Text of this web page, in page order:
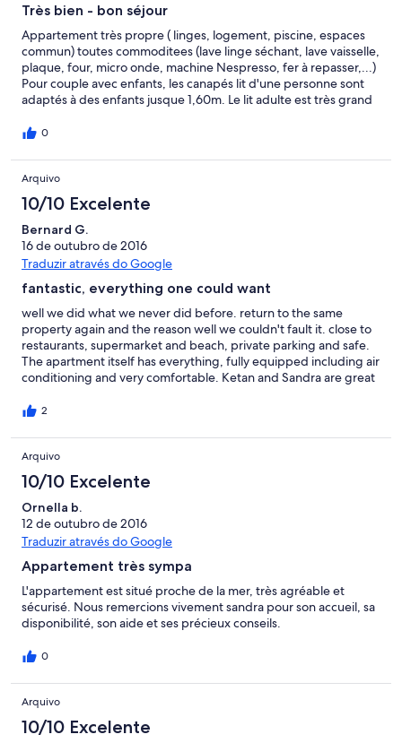
get around with or without a car. We would highly recommend
Ketan and Sandra's apartment. Bernie & Stephen, Ireland
Très bien - bon séjour
Appartement très propre ( linges, logement, piscine, espaces
commun) toutes commoditees (lave linge séchant, lave vaisselle,
plaque, four, micro onde, machine Nespresso, fer à repasser,...)
Pour couple avec enfants, les canapés lit d'une personne sont
adaptés à des enfants jusque 1,60m. Le lit adulte est très grand
charmant et discret, tout en étant disponible. On est à 15
Guincho en voiture. Piste cyclable et de balade ou footing le
long de la côte, kiosque de Pret gratuit de vélo en bas de la
résidence (en août pour 4 se présenter avant 9h pour avoir des
vélos). Très bon séjour au calme.
0
Arquivo
10/10 Excelente
Bernard G.
16 de outubro de 2016
Traduzir através do Google
fantastic, everything one could want
well we did what we never did before. return to the same
property again and the reason well we couldn't fault it. close to
restaurants, supermarket and beach, private parking and safe.
The apartment itself has everything, fully equipped including air
conditioning and very comfortable. Ketan and Sandra are great
airport to telling us of all the great things to do in Cascais We
back Regards Bernard and Susan
2
Arquivo
10/10 Excelente
Ornella b.
12 de outubro de 2016
Traduzir através do Google
Appartement très sympa
L'appartement est situé proche de la mer, très agréable et
sécurisé. Nous remercions vivement sandra pour son accueil, sa
disponibilité, son aide et ses précieux conseils.
0
Arquivo
10/10 Excelente